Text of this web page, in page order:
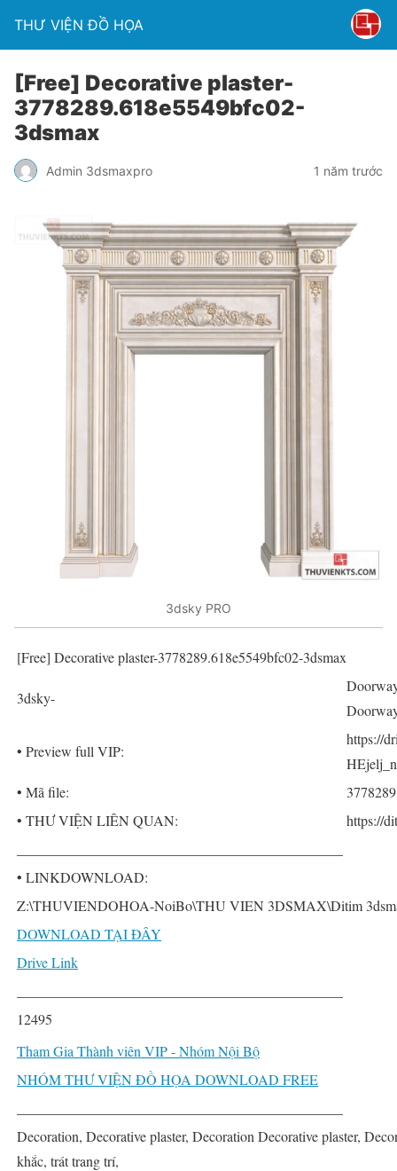
THƯ VIỆN ĐỒ HỌA
[Free] Decorative plaster-
3778289.618e5549bfc02-
3dsmax
Admin 3dsmaxpro 1 năm trước
3dsky PRO
[Free] Decorative plaster-3778289.618e5549bfc02-3dsmax
3dsky-
• Preview full VIP:
https://
• Mã file:
• THƯ VIỆN LIÊN QUAN:
https://
• LINKDOWNLOAD:
Z:\THUVIENDOHOA-NoiBo\THU VIEN 3DSMAX\Ditim
DOWNLOAD TẠI ĐÂY
Drive Link
12495
Tham Gia Thành viên VIP - Nhóm Nội Bộ
NHÓM THƯ VIỆN ĐỒ HỌA DOWNLOAD FREE
Decoration, Decorative plaster, Decoration Decorative plaster,
khắc, trát trang trí,